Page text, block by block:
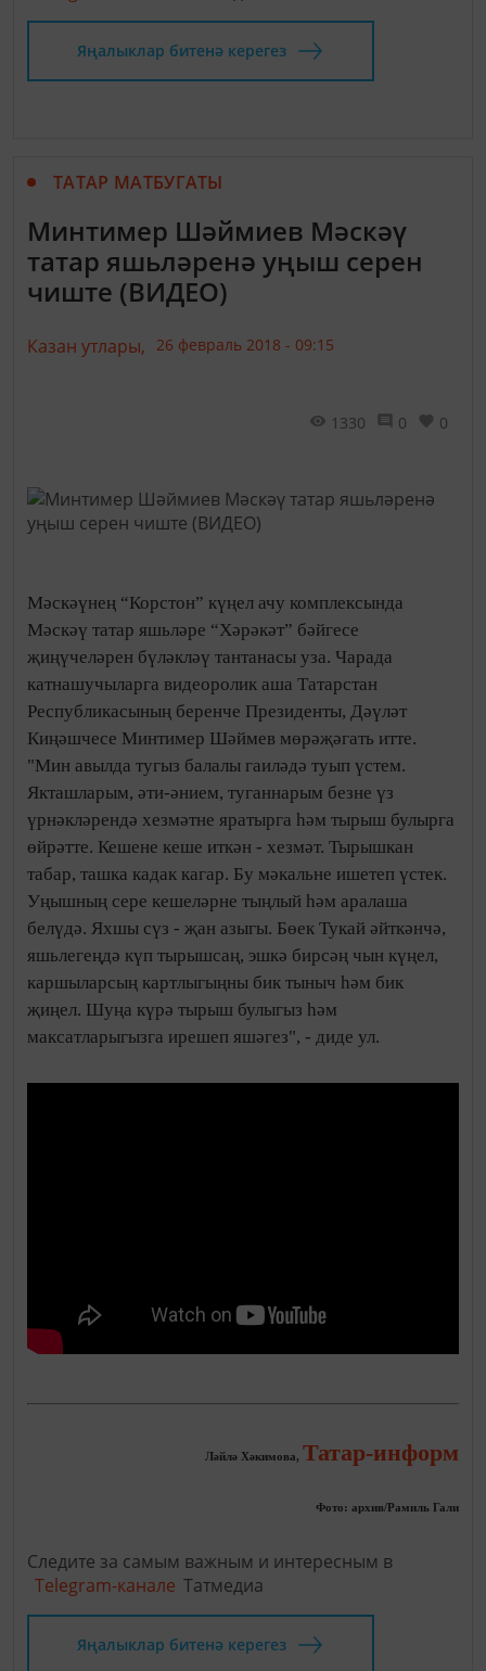
Яңалыклар битенә керегез
ТАТАР МАТБУГАТЫ
Минтимер Шәймиев Мәскәү
татар яшьләренә уңыш серен
чиште (ВИДЕО)
Казан утлары, 26 февраль 2018 - 09:15
1330 0 0
Мәскәүнең “Корстон” күңел ачу комплексында
Мәскәү татар яшьләре “Хәрәкәт” бәйгесе
җиңүчеләрен бүләкләү тантанасы уза. Чарада
катнашучыларга видеоролик аша Татарстан
Республикасының беренче Президенты, Дәүләт
Киңәшчесе Минтимер Шәймев мөрәҗәгать итте.
"Мин авылда тугыз балалы гаиләдә туып үстем.
Якташларым, әти-әнием, туганнарым безне үз
үрнәкләрендә хезмәтне яратырга һәм тырыш булырга
өйрәтте. Кешене кеше иткән - хезмәт. Тырышкан
табар, ташка кадак кагар. Бу мәкальне ишетеп үстек.
Уңышның сере кешеләрне тыңлый һәм аралаша
белүдә. Яхшы сүз - җан азыгы. Бөек Тукай әйткәнчә,
яшьлегеңдә күп тырышсаң, эшкә бирсәң чын күңел,
каршыларсың картлыгыңны бик тыныч һәм бик
җиңел. Шуңа күрә тырыш булыгыз һәм
максатларыгызга ирешеп яшәгез", - диде ул.
Ләйлә Хәкимова, Татар-информ
Фото: архив/Рамиль Гали
Следите за самым важным и интересным в
Telegram-канале Татмедиа
Яңалыклар битенә керегез